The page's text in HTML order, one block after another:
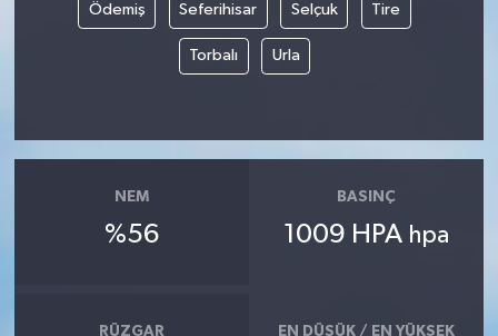
Ödemiş Seferihisar Selçuk Tire
Torbalı Urla
NEM
%56
BASINÇ
1009 HPA hpa
RÜZGAR EN DÜŞÜK / EN YÜKSEK